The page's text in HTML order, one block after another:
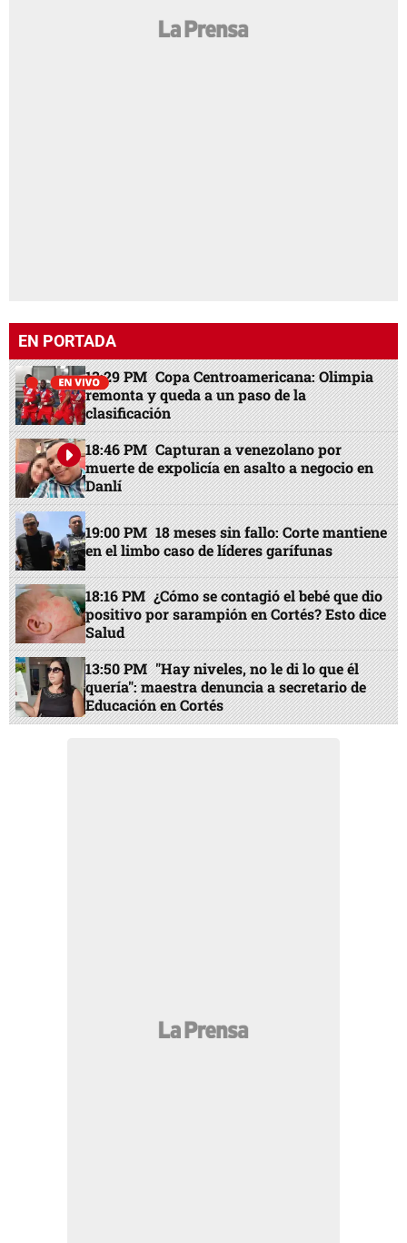
EN PORTADA
13:29 PM Copa Centroamericana: Olimpia
remonta y queda a un paso de la
clasificación
18:46 PM Capturan a venezolano por
muerte de expolicía en asalto a negocio en
Danlí
19:00 PM 18 meses sin fallo: Corte mantiene
en el limbo caso de líderes garífunas
18:16 PM ¿Cómo se contagió el bebé que dio
positivo por sarampión en Cortés? Esto dice
Salud
13:50 PM "Hay niveles, no le di lo que él
quería": maestra denuncia a secretario de
Educación en Cortés